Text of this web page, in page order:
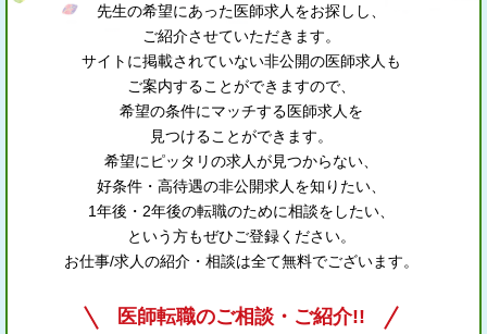
先生の希望にあった医師求人をお探しし、
ご紹介させていただきます。
サイトに掲載されていない非公開の医師求人も
ご案内することができますので、
希望の条件にマッチする医師求人を
見つけることができます。
希望にピッタリの求人が見つからない、
好条件・高待遇の非公開求人を知りたい、
1年後・2年後の転職のために相談をしたい、
という方もぜひご登録ください。
お仕事/求人の紹介・相談は全て無料でございます。
医師転職のご相談・ご紹介!!